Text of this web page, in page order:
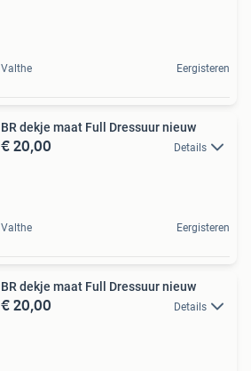
Valthe Eergisteren
BR dekje maat Full Dressuur nieuw
€ 20,00 Details
Valthe Eergisteren
BR dekje maat Full Dressuur nieuw
€ 20,00 Details